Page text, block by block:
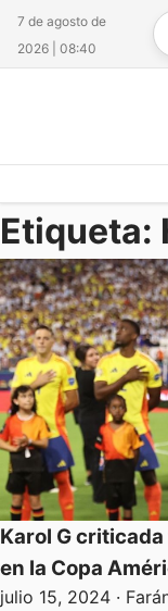
7 de agosto de
2026 | 08:40
Etiqueta:
Karol G
en la Copa
julio 15, 2024 ·